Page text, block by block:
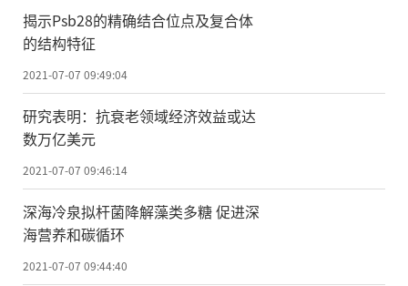
揭示Psb28的精确结合位点及复合体
的结构特征
2021-07-07 09:49:04
研究表明：抗衰老领域经济效益或达
数万亿美元
2021-07-07 09:46:14
深海冷泉拟杆菌降解藻类多糖 促进深
海营养和碳循环
2021-07-07 09:44:40